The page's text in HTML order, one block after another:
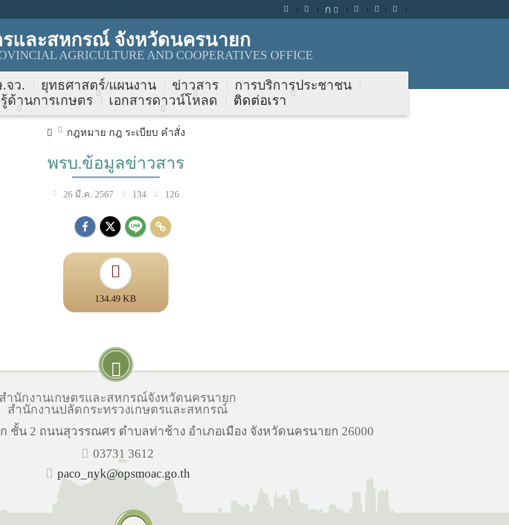
ก
รและสหกรณ์ จังหวัดนครนายก
AGRICULTURE AND COOPERATIVES OFFICE
จว. ยุทธศาสตร์/แผนงาน ข่าวสาร
การบริการประชาชน
ด้านการเกษตร
เอกสารดาวน์โหลด ติดต่อเรา
กฎหมาย กฎ ระเบียบ คำสั่ง
พรบ.ข้อมูลข่าวสาร
26 มี.ค. 2567 134 126
134.49 KB
สำนักงานเกษตรและสหกรณ์จังหวัดนครนายก
สำนักงานปลัดกระทรวงเกษตรและสหกรณ์
ชั้น 2 ถนนสุวรรณศร ตำบลท่าช้าง อำเภอเมือง จังหวัดนครนายก 26000
03731 3612
paco_nyk@opsmoac.go.th